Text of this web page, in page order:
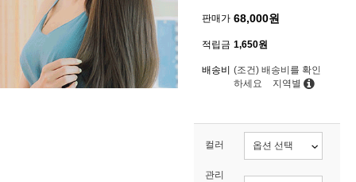
판매가 68,000원
적립금 1,650원
배송비 (조건) 배송비를 확인
하세요
지역별
컬러
관리